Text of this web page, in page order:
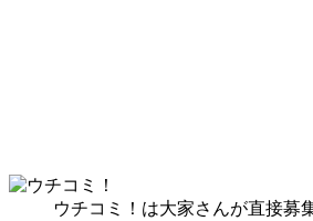
ウチコミ！は大家さんが直接募